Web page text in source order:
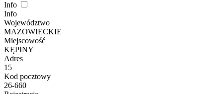
Info
Info
Województwo
MAZOWIECKIE
Miejscowość
KĘPINY
Adres
15
Kod pocztowy
26-660